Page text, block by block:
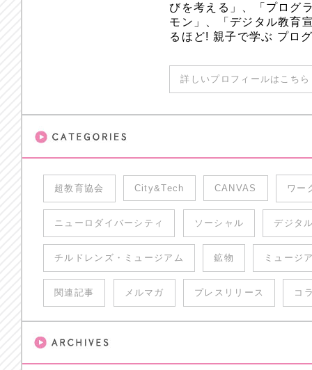
びを考える」、「プログ
モン」、「デジタル教育
るほど! 親子で学ぶ プロ
詳しいプロフィールはこち
超教育協会 City&Tech CANVAS ワー
ニューロダイバーシティ ソーシャル デジタ
チルドレンズ・ミュージアム 鉱物 ミュージ
関連記事 メルマガ プレスリリース コ